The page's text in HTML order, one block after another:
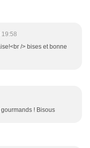
/> bises et bonne
! Bisous